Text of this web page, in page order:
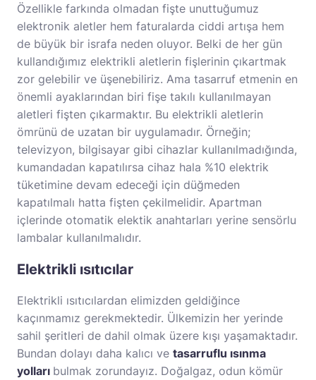
Özellikle farkında olmadan fişte unuttuğumuz
elektronik aletler hem faturalarda ciddi artışa hem
de büyük bir israfa neden oluyor. Belki de her gün
kullandığımız elektrikli aletlerin fişlerinin çıkartmak
zor gelebilir ve üşenebiliriz. Ama tasarruf etmenin en
önemli ayaklarından biri fişe takılı kullanılmayan
aletleri fişten çıkarmaktır. Bu elektrikli aletlerin
ömrünü de uzatan bir uygulamadır. Örneğin;
televizyon, bilgisayar gibi cihazlar kullanılmadığında,
kumandadan kapatılırsa cihaz hala %10 elektrik
tüketimine devam edeceği için düğmeden
kapatılmalı hatta fişten çekilmelidir. Apartman
içlerinde otomatik elektik anahtarları yerine sensörlu
lambalar kullanılmalıdır.
Elektrikli ısıtıcılar
Elektrikli ısıtıcılardan elimizden geldiğince
kaçınmamız gerekmektedir. Ülkemizin her yerinde
sahil şeritleri de dahil olmak üzere kışı yaşamaktadır.
Bundan dolayı daha kalıcı ve tasarruflu ısınma
yolları bulmak zorundayız. Doğalgaz, odun kömür